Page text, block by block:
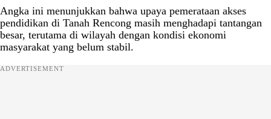
Angka ini menunjukkan bahwa upaya pemerataan akses
pendidikan di Tanah Rencong masih menghadapi tantangan
besar, terutama di wilayah dengan kondisi ekonomi
masyarakat yang belum stabil.
ADVERTISEMENT